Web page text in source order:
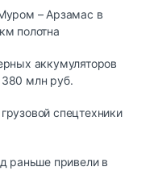
– Арзамас в
полотна
аккумуляторов
380 млн руб.
спецтехники
раньше привели в